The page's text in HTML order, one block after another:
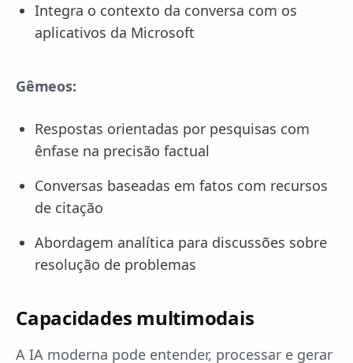
Integra o contexto da conversa com os
aplicativos da Microsoft
Gêmeos:
Respostas orientadas por pesquisas com
ênfase na precisão factual
Conversas baseadas em fatos com recursos
de citação
Abordagem analítica para discussões sobre
resolução de problemas
Capacidades multimodais
A IA moderna pode entender, processar e gerar